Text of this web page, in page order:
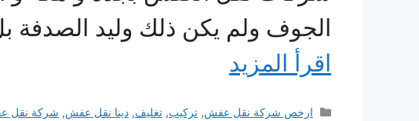
الجوف ولم يكن ذلك وليد
اقرأ المزيد
التصنيفات
ارخص شركة نقل عفش,تركيب,تغليف,دينا نقل عفش, شركة نقل